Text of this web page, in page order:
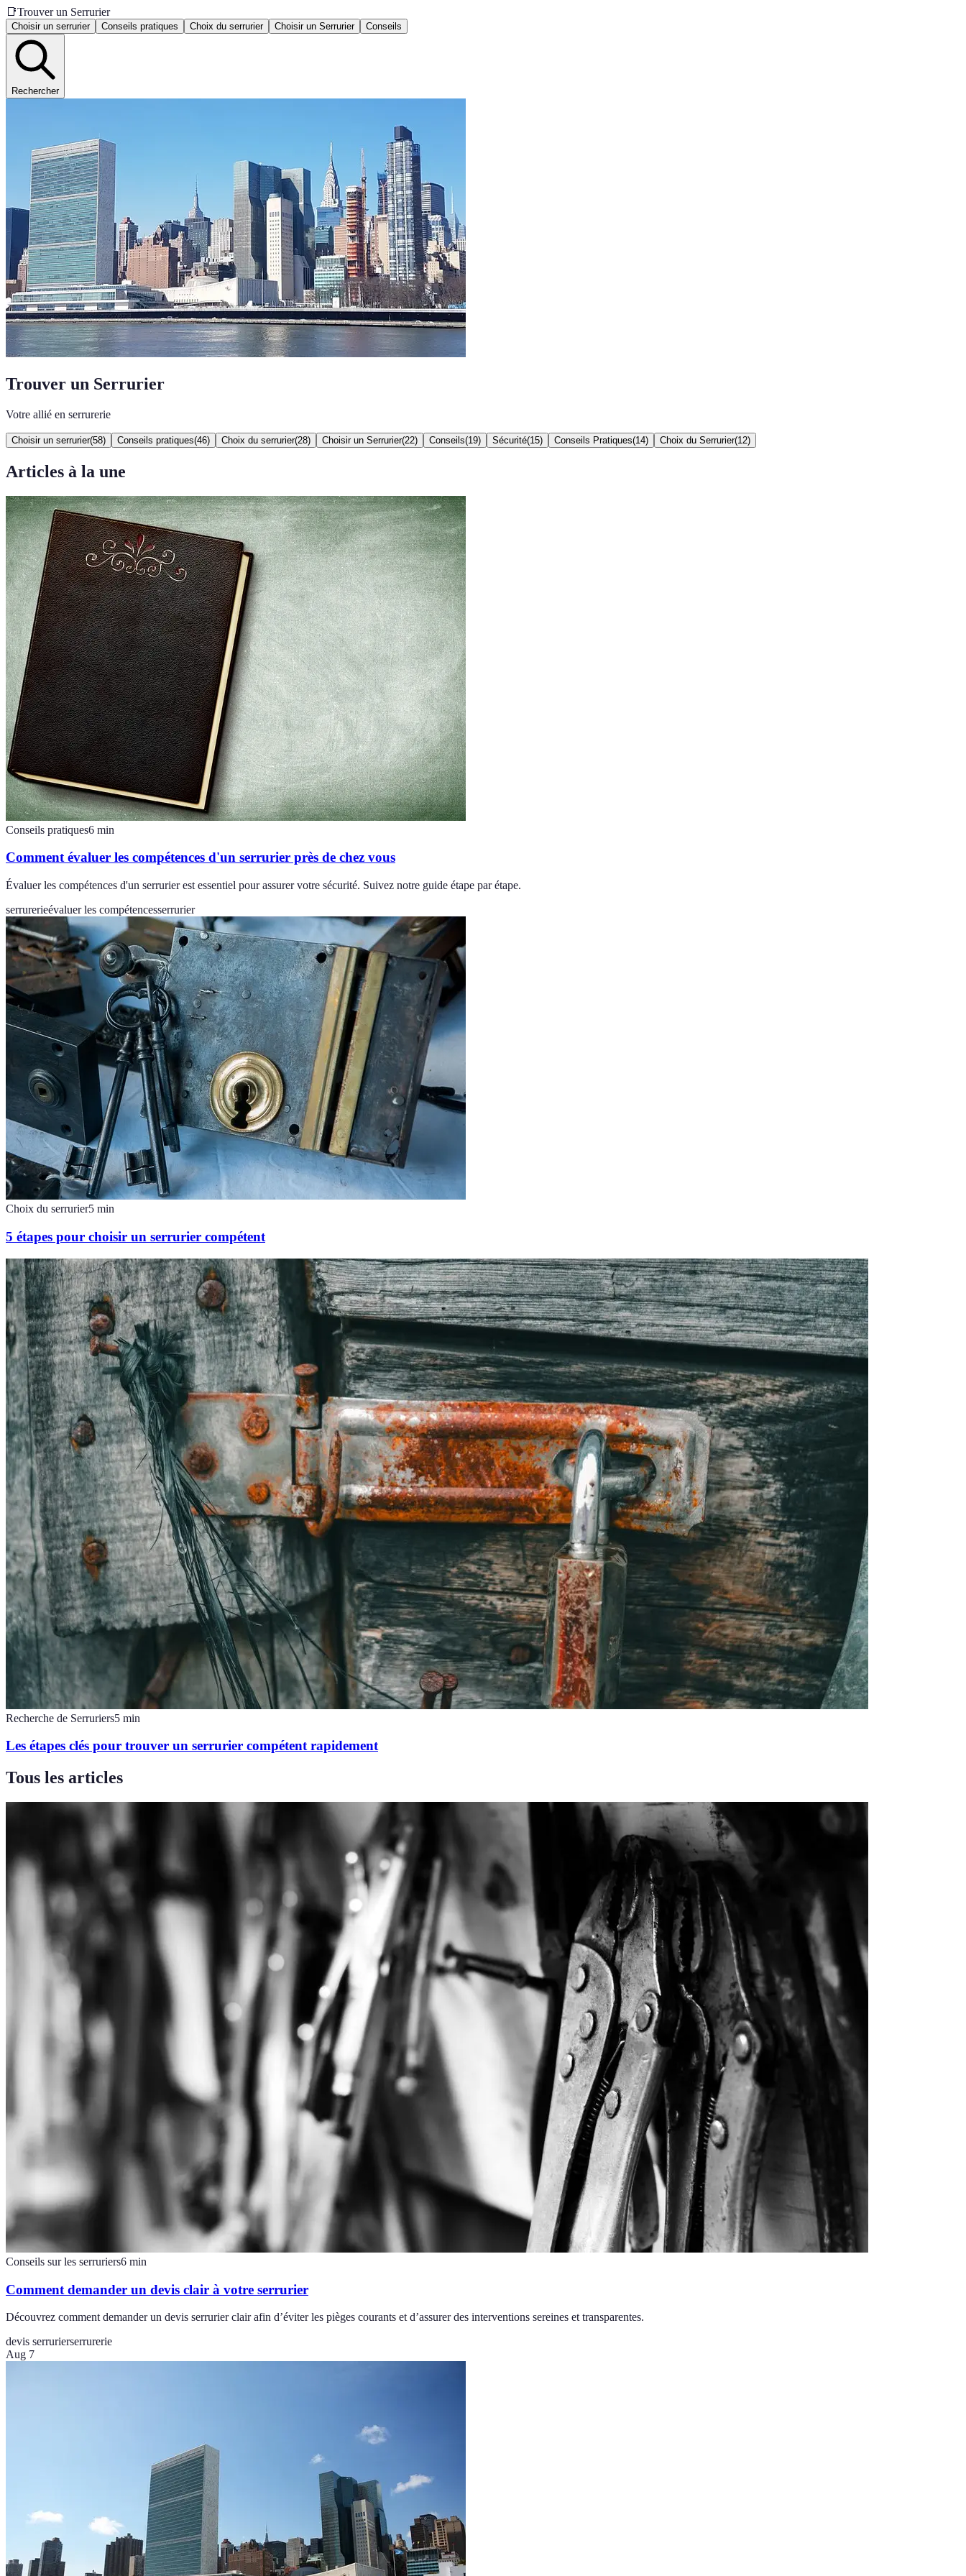
📑Trouver un Serrurier
Choisir un serrurier Conseils pratiques Choix du serrurier Choisir un Serrurier Conseils
Rechercher
Trouver un Serrurier
Votre allié en serrurerie
Choisir un serrurier(58) Conseils pratiques(46) Choix du serrurier(28) Choisir un Serrurier(22) Conseils(19) Sécurité(15) Conseils Pratiques(14) Choix du Serrurier(12)
Articles à la une
Conseils pratiques6 min
Comment évaluer les compétences d'un serrurier près de chez vous
Évaluer les compétences d'un serrurier est essentiel pour assurer votre sécurité. Suivez notre guide étape par étape.
serrurerieévaluer les compétencesserrurier
Choix du serrurier5 min
5 étapes pour choisir un serrurier compétent
Recherche de Serruriers5 min
Les étapes clés pour trouver un serrurier compétent rapidement
Tous les articles
Conseils sur les serruriers6 min
Comment demander un devis clair à votre serrurier
Découvrez comment demander un devis serrurier clair afin d’éviter les pièges courants et d’assurer des interventions sereines et transparentes.
devis serrurierserrurerie
Aug 7